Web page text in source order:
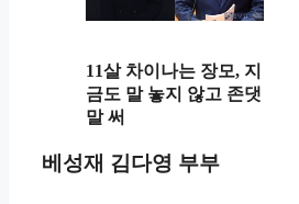
11살 차이나는 장모, 지
금도 말 놓지 않고 존댓
말 써
베성재 김다영 부부